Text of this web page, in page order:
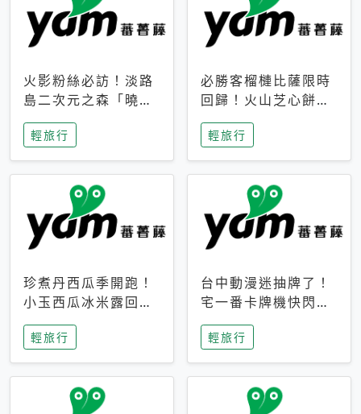
火影粉絲必訪！淡路
島二次元之森「曉」
解謎任務9月起全面
支援中文
輕旅行
必勝客榴槤比薩限時
回歸！火山芝心餅
皮、榴槤冰淇淋到樂
事聯名一次開吃
輕旅行
珍煮丹西瓜季開跑！
小玉西瓜冰米露回
歸，4公升分享壺也
成今夏焦點
輕旅行
台中動漫迷抽牌了！
宅一番卡牌機快閃草
悟道，15大人氣IP一
次開抽
輕旅行